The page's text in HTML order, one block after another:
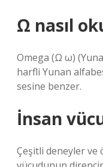
Ω nasıl
Omega (Ω ω)
harfli Yunan
sesine benzer.
İnsan
Çeşitli deneyler ve